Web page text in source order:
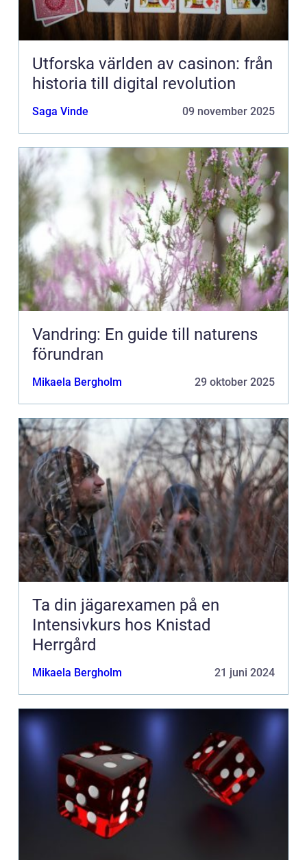
Utforska världen av casinon: från
historia till digital revolution
Saga Vinde 09 november 2025
Vandring: En guide till naturens
förundran
Mikaela Bergholm 29 oktober 2025
Ta din jägarexamen på en
Intensivkurs hos Knistad
Herrgård
Mikaela Bergholm 21 juni 2024